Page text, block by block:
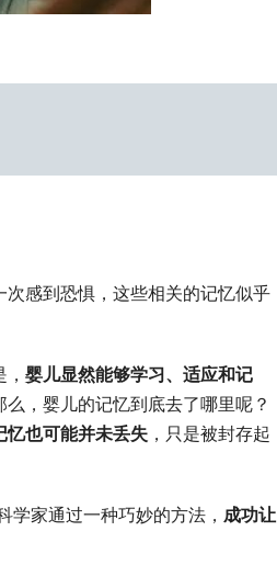
感到恐惧，这些相关的记忆似乎
婴儿显然能够学习、适应和记
，婴儿的记忆到底去了哪里呢？
忆也可能并未丢失 ，只是被封存起
学家通过一种巧妙的方法， 成功让